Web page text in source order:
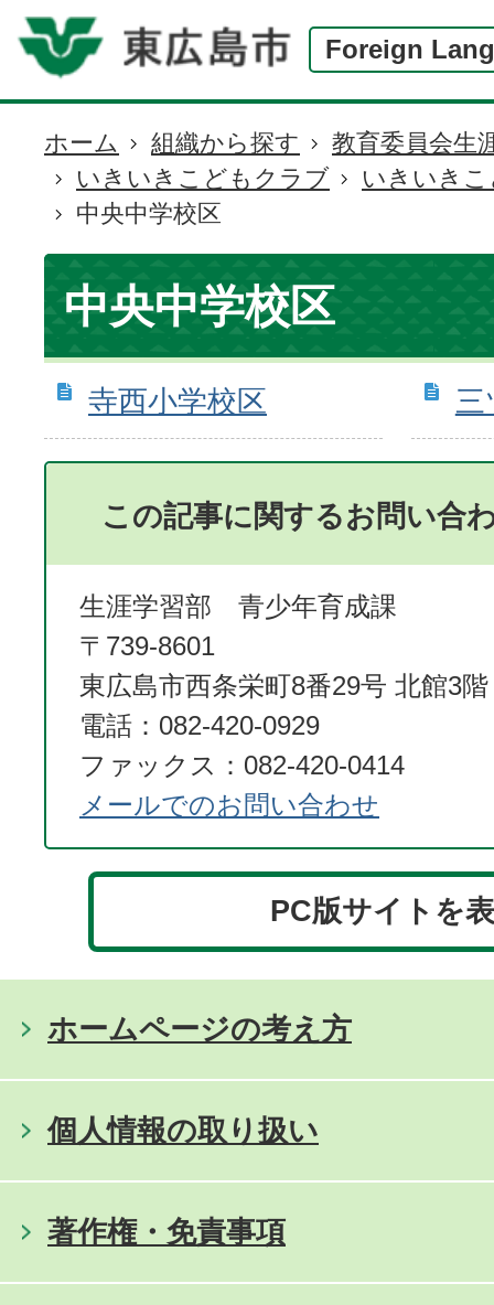
Foreign
現
在
の
位
置
ホーム 組織から探す
教育委員会生
いきいきこどもクラブ
いきいき
中央中学校区
中央中学校区
寺西小学校区 三
この記事に関するお問い合
生涯学習部 青少年育成課
〒739-8601
東広島市西条栄町8番29号 北館3階
電話：082-420-0929
ファックス：082-420-0414
メールでのお問い合わせ
PC版サイトを
ホームページの考え方
個人情報の取り扱い
著作権・免責事項